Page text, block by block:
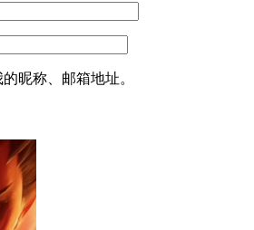
昵称、邮箱地址。